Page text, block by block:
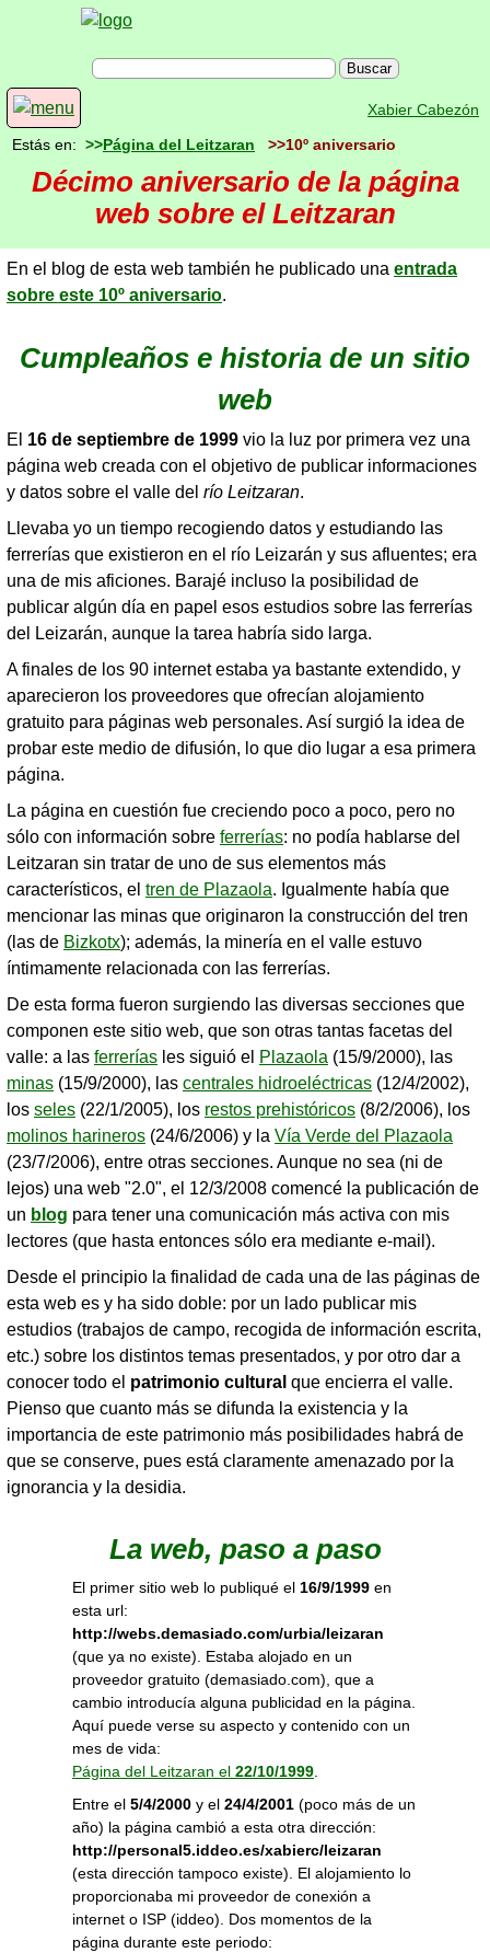
Xabier Cabezón
Estás en: >> Página del Leitzaran >>10º aniversario
Décimo aniversario de la página
web sobre el Leitzaran
En el blog de esta web también he publicado una entrada
sobre este 10º aniversario.
Cumpleaños e historia de un sitio
web
El 16 de septiembre de 1999 vio la luz por primera vez una
página web creada con el objetivo de publicar informaciones
y datos sobre el valle del río Leitzaran.
Llevaba yo un tiempo recogiendo datos y estudiando las
ferrerías que existieron en el río Leizarán y sus afluentes; era
una de mis aficiones. Barajé incluso la posibilidad de
publicar algún día en papel esos estudios sobre las ferrerías
del Leizarán, aunque la tarea habría sido larga.
A finales de los 90 internet estaba ya bastante extendido, y
aparecieron los proveedores que ofrecían alojamiento
gratuito para páginas web personales. Así surgió la idea de
probar este medio de difusión, lo que dio lugar a esa primera
página.
La página en cuestión fue creciendo poco a poco, pero no
sólo con información sobre ferrerías: no podía hablarse del
Leitzaran sin tratar de uno de sus elementos más
característicos, el tren de Plazaola. Igualmente había que
mencionar las minas que originaron la construcción del tren
(las de Bizkotx); además, la minería en el valle estuvo
íntimamente relacionada con las ferrerías.
De esta forma fueron surgiendo las diversas secciones que
componen este sitio web, que son otras tantas facetas del
valle: a las ferrerías les siguió el Plazaola (15/9/2000), las
minas (15/9/2000), las centrales hidroeléctricas (12/4/2002),
los seles (22/1/2005), los restos prehistóricos (8/2/2006), los
molinos harineros (24/6/2006) y la Vía Verde del Plazaola
(23/7/2006), entre otras secciones. Aunque no sea (ni de
lejos) una web "2.0", el 12/3/2008 comencé la publicación de
un blog para tener una comunicación más activa con mis
lectores (que hasta entonces sólo era mediante e-mail).
Desde el principio la finalidad de cada una de las páginas de
esta web es y ha sido doble: por un lado publicar mis
estudios (trabajos de campo, recogida de información escrita,
etc.) sobre los distintos temas presentados, y por otro dar a
conocer todo el patrimonio cultural que encierra el valle.
Pienso que cuanto más se difunda la existencia y la
importancia de este patrimonio más posibilidades habrá de
que se conserve, pues está claramente amenazado por la
ignorancia y la desidia.
La web, paso a paso
El primer sitio web lo publiqué el 16/9/1999 en
esta url:
http://webs.demasiado.com/urbia/leizaran
(que ya no existe). Estaba alojado en un
proveedor gratuito (demasiado.com), que a
cambio introducía alguna publicidad en la página.
Aquí puede verse su aspecto y contenido con un
mes de vida:
Página del Leitzaran el 22/10/1999
Entre el 5/4/2000 y el 24/4/2001 (poco más de un
año) la página cambió a esta otra dirección:
http://personal5.iddeo.es/xabierc/leizaran
(esta dirección tampoco existe). El alojamiento lo
proporcionaba mi proveedor de conexión a
internet o ISP (iddeo). Dos momentos de la
página durante este periodo: